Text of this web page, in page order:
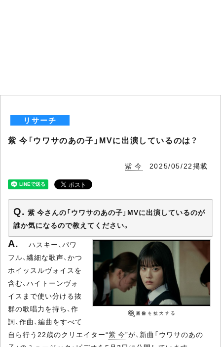
リサーチ
紫 今「ウワサのあの子」MVに出演しているのは？
紫 今 2025/05/22掲載
紫 今さんの「ウワサのあの子」MVに出演しているのが
誰か気になるので教えてください。
ハスキー、パワ
フル、繊細な歌声、かつ
ホイッスルヴォイスを
含む、ハイトーンヴォ
イスまで使い分ける抜
群の歌唱力を持ち、作
詞、作曲、編曲をすべて
自ら行う22歳のクリエイター“紫 今”が、新曲「ウワサのあの